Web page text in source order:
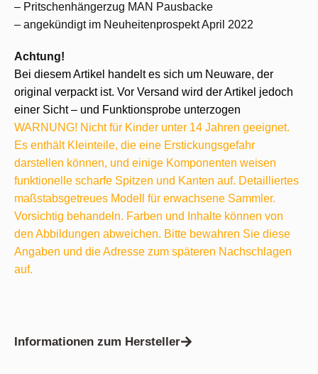
– Pritschenhängerzug MAN Pausbacke
– angekündigt im Neuheitenprospekt April 2022
Achtung!
Bei diesem Artikel handelt es sich um Neuware, der
original verpackt ist. Vor Versand wird der Artikel jedoch
einer Sicht – und Funktionsprobe unterzogen
WARNUNG! Nicht für Kinder unter 14 Jahren geeignet.
Es enthält Kleinteile, die eine Erstickungsgefahr
darstellen können, und einige Komponenten weisen
funktionelle scharfe Spitzen und Kanten auf. Detailliertes
maßstabsgetreues Modell für erwachsene Sammler.
Vorsichtig behandeln. Farben und Inhalte können von
den Abbildungen abweichen. Bitte bewahren Sie diese
Angaben und die Adresse zum späteren Nachschlagen
auf.
Informationen zum Hersteller